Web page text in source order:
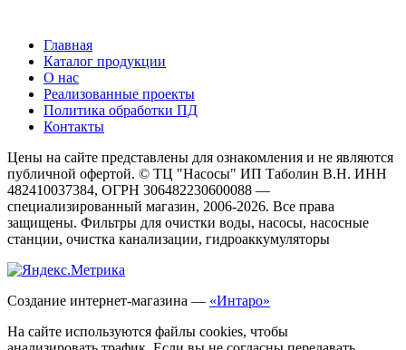
Главная
Каталог продукции
О нас
Реализованные проекты
Политика обработки ПД
Контакты
Цены на сайте представлены для ознакомления и не являются
публичной офертой. © ТЦ "Насосы" ИП Таболин В.Н. ИНН
482410037384, ОГРН 306482230600088 —
специализированный магазин, 2006-2026. Все права
защищены. Фильтры для очистки воды, насосы, насосные
станции, очистка канализации, гидроаккумуляторы
Создание интернет-магазина — «Интаро»
На сайте используются файлы cookies, чтобы